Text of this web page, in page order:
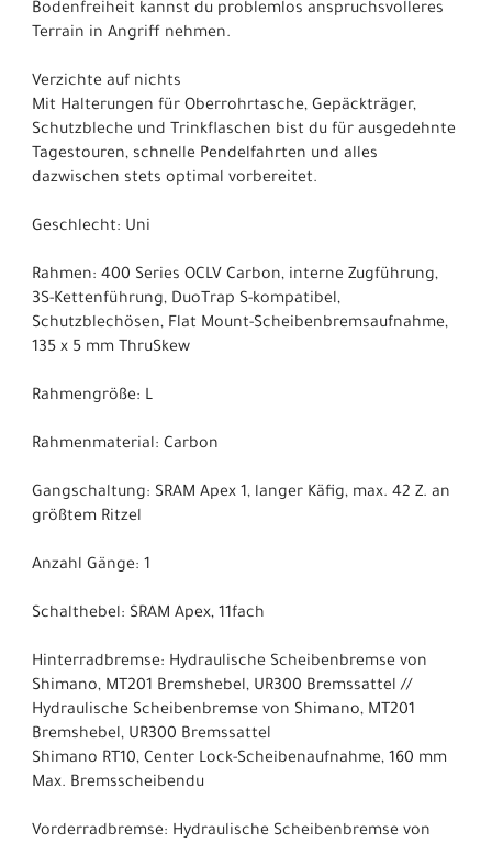
Bodenfreiheit kannst du problemlos anspruchsvolleres
Terrain in Angriff nehmen.
Verzichte auf nichts
Mit Halterungen für Oberrohrtasche, Gepäckträger,
Schutzbleche und Trinkflaschen bist du für ausgedehnte
Tagestouren, schnelle Pendelfahrten und alles
dazwischen stets optimal vorbereitet.
Geschlecht: Uni
Rahmen: 400 Series OCLV Carbon, interne Zugführung,
3S-Kettenführung, DuoTrap S-kompatibel,
Schutzblechösen, Flat Mount-Scheibenbremsaufnahme,
135 x 5 mm ThruSkew
Rahmengröße: L
Rahmenmaterial: Carbon
Gangschaltung: SRAM Apex 1, langer Käfig, max. 42 Z. an
größtem Ritzel
Anzahl Gänge: 1
Schalthebel: SRAM Apex, 11fach
Hinterradbremse: Hydraulische Scheibenbremse von
Shimano, MT201 Bremshebel, UR300 Bremssattel //
Hydraulische Scheibenbremse von Shimano, MT201
Bremshebel, UR300 Bremssattel
Shimano RT10, Center Lock-Scheibenaufnahme, 160 mm
Max. Bremsscheibendu
Vorderradbremse: Hydraulische Scheibenbremse von